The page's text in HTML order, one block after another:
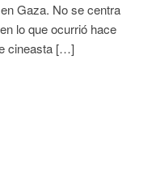
Gaza. No se centra
lo que ocurrió hace
cineasta […]